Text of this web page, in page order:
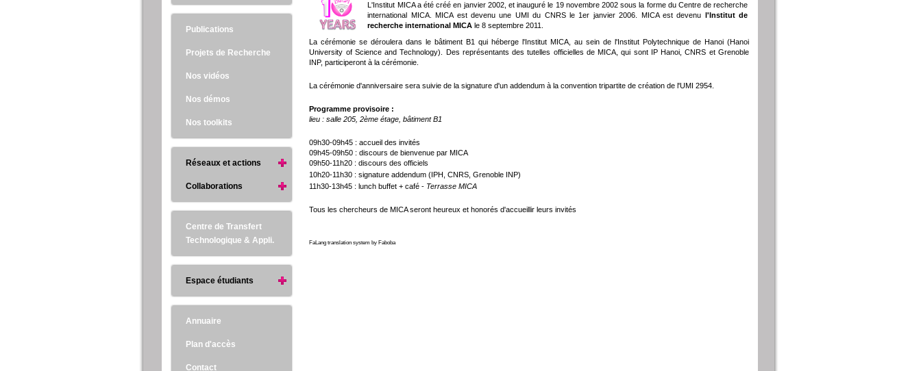
L'Institut MICA a été créé en janvier 2002, et inauguré le 19 novembre 2002 sous la forme du Centre de recherche
international MICA. MICA est devenu une UMI du CNRS le 1er janvier 2006. MICA est devenu l'Institut de
recherche international MICA le 8 septembre 2011.
La cérémonie se déroulera dans le bâtiment B1 qui héberge l'Institut MICA, au sein de l'Institut Polytechnique de Hanoi (Hanoi
University of Science and Technology). Des représentants des tutelles officielles de MICA, qui sont IP Hanoi, CNRS et Grenoble
INP, participeront à la cérémonie.
La cérémonie d'anniversaire sera suivie de la signature d'un addendum à la convention tripartite de création de l'UMI 2954.
Programme provisoire :
lieu : salle 205, 2ème étage, bâtiment B1
09h30-09h45 : accueil des invités
09h45-09h50 : discours de bienvenue par MICA
09h50-11h20 : discours des officiels
10h20-11h30 : signature addendum (IPH, CNRS, Grenoble INP)
11h30-13h45 : lunch buffet + café - Terrasse MICA
Tous les chercheurs de MICA seront heureux et honorés d'accueillir leurs invités
FaLang translation system by Faboba
Publications
Projets de Recherche
Nos vidéos
Nos démos
Nos toolkits
Réseaux et actions
Collaborations
Centre de Transfert
Technologique & Appli.
Espace étudiants
Annuaire
Plan d'accès
Contact